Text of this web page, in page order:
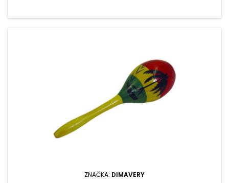
ZNAČKA: DIMAVERY